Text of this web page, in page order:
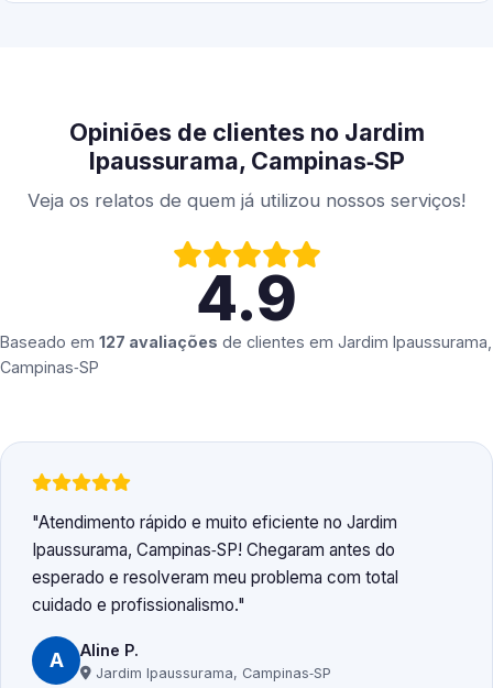
Opiniões de clientes no Jardim
Ipaussurama, Campinas‑SP
Veja os relatos de quem já utilizou nossos serviços!
4.9
Baseado em 127 avaliações de clientes em Jardim Ipaussurama,
Campinas‑SP
Atendimento rápido e muito eficiente no Jardim
Ipaussurama, Campinas‑SP! Chegaram antes do
esperado e resolveram meu problema com total
cuidado e profissionalismo.
A Aline P.
Jardim Ipaussurama, Campinas‑SP